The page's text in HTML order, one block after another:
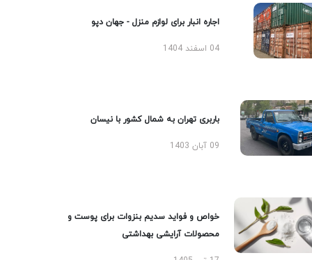
اجاره انبار برای لوازم منزل - جهان دپو
04 اسفند 1404
باربری تهران به شمال کشور با نیسان
09 آبان 1403
خواص و فواید سدیم بنزوات برای پوست و
محصولات آرایشی بهداشتی